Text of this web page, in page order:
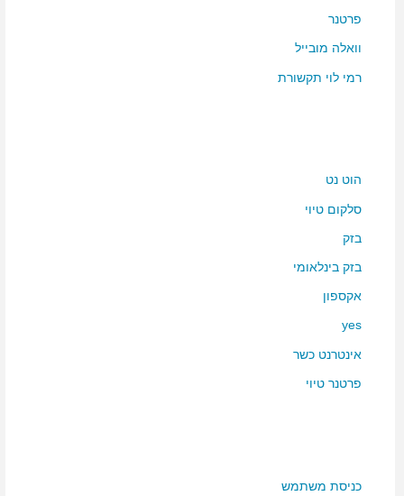
פרטנר
וואלה מובייל
רמי לוי תקשורת
הוט נט
סלקום טיוי
בזק
בזק בינלאומי
אקספון
yes
אינטרנט כשר
פרטנר טיוי
כניסת משתמש